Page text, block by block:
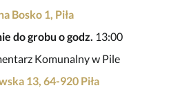
Bosko 1, Piła
do grobu o godz. 13:00
Komunalny w Pile
13, 64-920 Piła